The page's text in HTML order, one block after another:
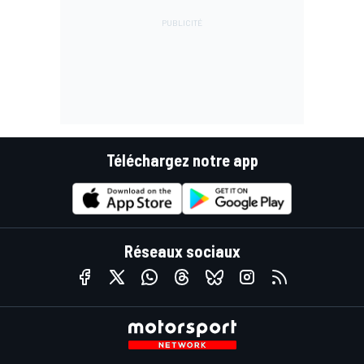
Téléchargez notre app
Réseaux sociaux